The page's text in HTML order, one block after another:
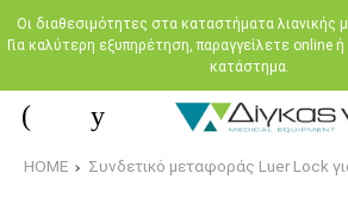
Oι διαθεσιμότητες στα καταστήματα λιανικής
Για καλύτερη εξυπηρέτηση, παραγγείλετε online
κατάστημα.
HOME Συνδετικό μεταφοράς Luer Lock